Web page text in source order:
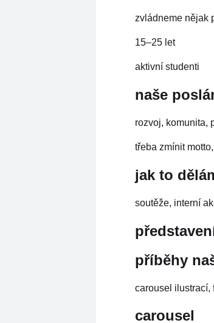
zvládneme nějak
15–25 let
aktivní studenti
naše
rozvoj, komunita,
třeba zmínit
jak to
soutěže, interní
příběhy
carousel ilustrací,
carousel